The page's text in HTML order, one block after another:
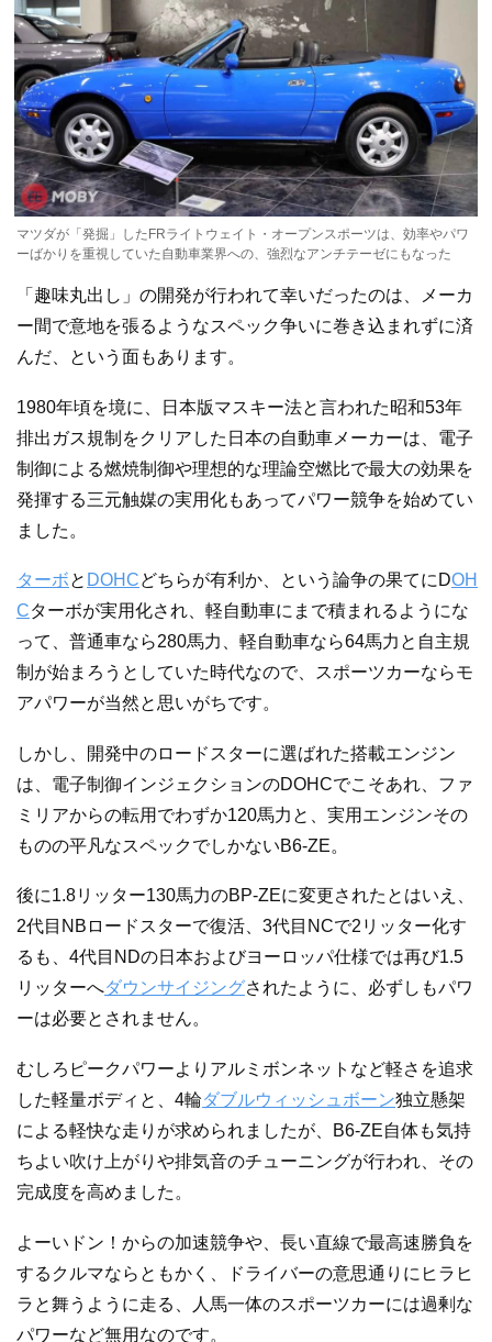
マツダが「発掘」したFRライトウェイト・オープンスポーツは、効率やパワ
ーばかりを重視していた自動車業界への、強烈なアンチテーゼにもなった
「趣味丸出し」の開発が行われて幸いだったのは、メーカ
ー間で意地を張るようなスペック争いに巻き込まれずに済
んだ、という面もあります。
1980年頃を境に、日本版マスキー法と言われた昭和53年
排出ガス規制をクリアした日本の自動車メーカーは、電子
制御による燃焼制御や理想的な理論空燃比で最大の効果を
発揮する三元触媒の実用化もあってパワー競争を始めてい
ました。
ターボと DOHCどちらが有利か、という論争の果てにDOH
Cターボが実用化され、軽自動車にまで積まれるようにな
って、普通車なら280馬力、軽自動車なら64馬力と自主規
制が始まろうとしていた時代なので、スポーツカーならモ
アパワーが当然と思いがちです。
しかし、開発中のロードスターに選ばれた搭載エンジン
は、電子制御インジェクションのDOHCでこそあれ、ファ
ミリアからの転用でわずか120馬力と、実用エンジンその
ものの平凡なスペックでしかないB6-ZE。
後に1.8リッター130馬力のBP-ZEに変更されたとはいえ、
2代目NBロードスターで復活、3代目NCで2リッター化す
るも、4代目NDの日本およびヨーロッパ仕様では再び1.5
リッターへダウンサイジングされたように、必ずしもパワ
ーは必要とされません。
むしろピークパワーよりアルミボンネットなど軽さを追求
した軽量ボディと、4輪ダブルウィッシュボーン独立懸架
による軽快な走りが求められましたが、B6-ZE自体も気持
ちよい吹け上がりや排気音のチューニングが行われ、その
完成度を高めました。
よーいドン！からの加速競争や、長い直線で最高速勝負を
するクルマならともかく、ドライバーの意思通りにヒラヒ
ラと舞うように走る、人馬一体のスポーツカーには過剰な
パワーなど無用なのです。